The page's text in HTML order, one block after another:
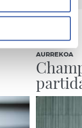
2026/08/07
AURREKOA